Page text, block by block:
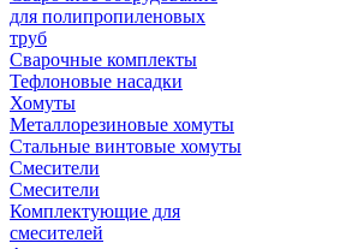
для полипропиленовых
труб
Сварочные комплекты
Тефлоновые насадки
Хомуты
Металлорезиновые хомуты
Стальные винтовые хомуты
Смесители
Смесители
Комплектующие для
смесителей